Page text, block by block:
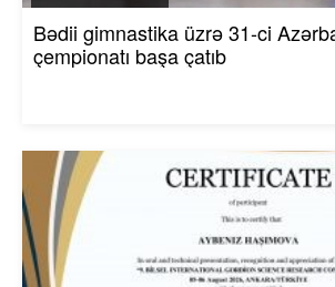
Bədii gimnastika üzrə 31-ci
çempionatı başa çatıb